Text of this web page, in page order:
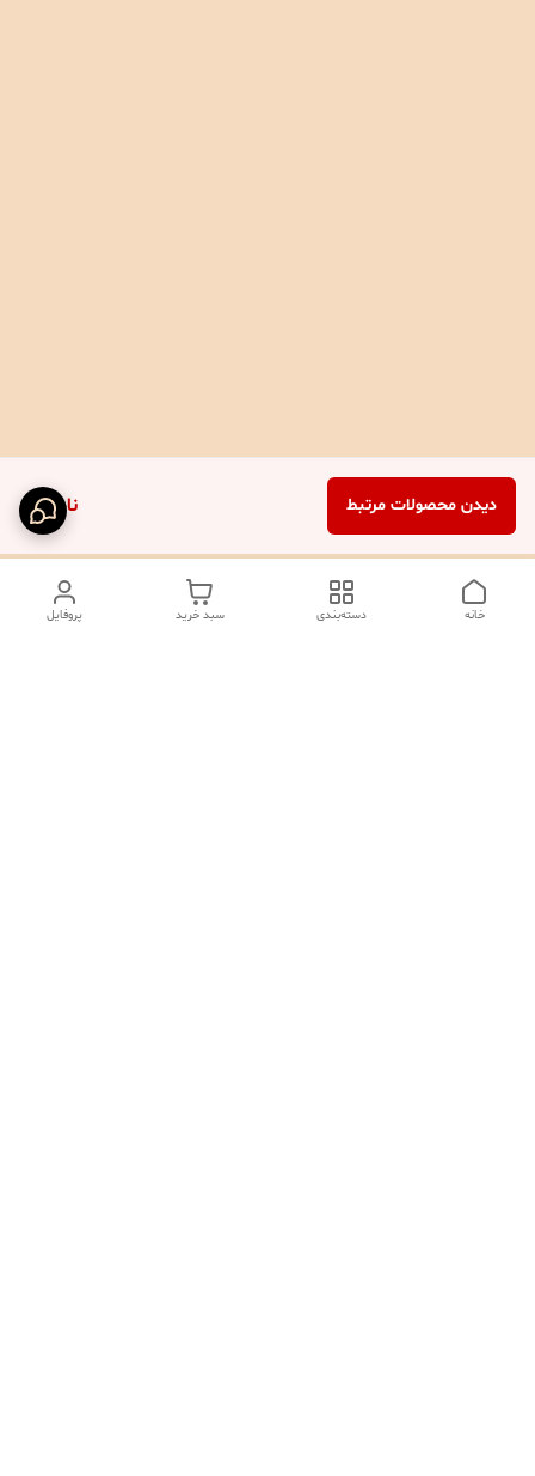
ناموجود دیدن محصولات مرتبط
پروفایل سبد خرید دسته‌بندی خانه